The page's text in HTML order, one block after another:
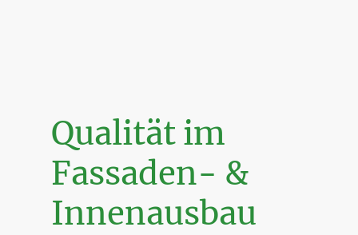
Qualität im
Fassaden- &
Innenausbau